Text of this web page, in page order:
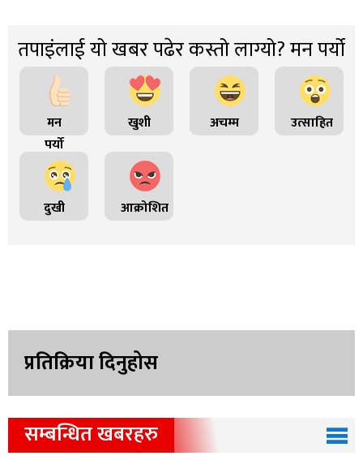
तपाइंलाई यो खबर पढेर कस्तो लाग्यो? मन पर्यो
मन
पर्यो
खुशी अचम्म उत्साहित
दुखी आक्रोशित
प्रतिक्रिया दिनुहोस
सम्बन्धित खबरहरु